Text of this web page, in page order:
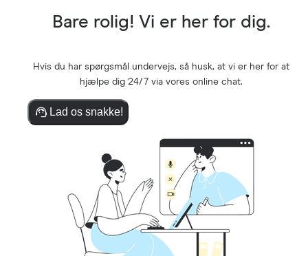
Bare rolig! Vi er her for dig.
Hvis du har spørgsmål undervejs, så husk, at vi er her for at
hjælpe dig 24/7 via vores online chat.
Lad os snakke!